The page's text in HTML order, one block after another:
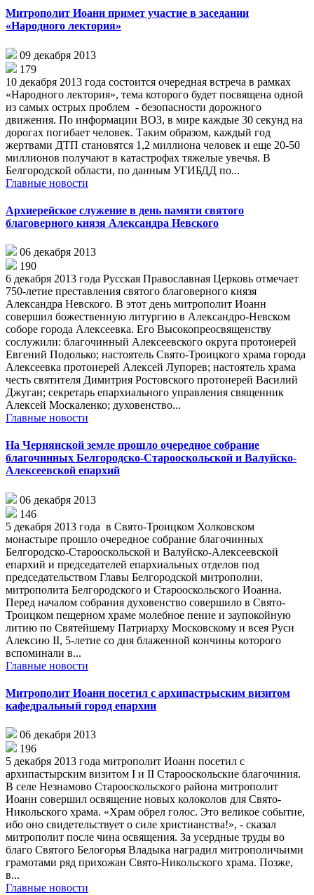
Митрополит Иоанн примет участие в заседании
«Народного лектория»
09 декабря 2013
179
10 декабря 2013 года состоится очередная встреча в рамках
«Народного лектория», тема которого будет посвящена одной
из самых острых проблем - безопасности дорожного
движения. По информации ВОЗ, в мире каждые 30 секунд на
дорогах погибает человек. Таким образом, каждый год
жертвами ДТП становятся 1,2 миллиона человек и еще 20-50
миллионов получают в катастрофах тяжелые увечья. В
Белгородской области, по данным УГИБДД по...
Главные новости
Архиерейское служение в день памяти святого
благоверного князя Александра Невского
06 декабря 2013
190
6 декабря 2013 года Русская Православная Церковь отмечает
750-летие преставления святого благоверного князя
Александра Невского. В этот день митрополит Иоанн
совершил божественную литургию в Александро-Невском
соборе города Алексеевка. Его Высокопреосвященству
сослужили: благочинный Алексеевского округа протоиерей
Евгений Подолько; настоятель Свято-Троицкого храма города
Алексеевка протоиерей Алексей Лупорев; настоятель храма
честь святителя Димитрия Ростовского протоиерей Василий
Джуган; секретарь епархиального управления священник
Алексей Москаленко; духовенство...
Главные новости
На Чернянской земле прошло очередное собрание
благочинных Белгородско-Старооскольской и Валуйско-
Алексеевской епархий
06 декабря 2013
146
5 декабря 2013 года в Свято-Троицком Холковском
монастыре прошло очередное собрание благочинных
Белгородско-Старооскольской и Валуйско-Алексеевской
епархий и председателей епархиальных отделов под
председательством Главы Белгородской митрополии,
митрополита Белгородского и Старооскольского Иоанна.
Перед началом собрания духовенство совершило в Свято-
Троицком пещерном храме молебное пение и заупокойную
литию по Святейшему Патриарху Московскому и всея Руси
Алексию II, 5-летие со дня блаженной кончины которого
вспоминали в...
Главные новости
Митрополит Иоанн посетил с архипастрыским визитом
кафедральный город епархии
06 декабря 2013
196
5 декабря 2013 года митрополит Иоанн посетил с
архипастырским визитом I и II Старооскольские благочиния.
В селе Незнамово Старооскольского района митрополит
Иоанн совершил освящение новых колоколов для Свято-
Никольского храма. «Храм обрел голос. Это великое событие,
ибо оно свидетельствует о силе христианства!», - сказал
митрополит после чина освящения. За усердные труды во
благо Святого Белогорья Владыка наградил митрополичьими
грамотами ряд прихожан Свято-Никольского храма. Позже,
в...
Главные новости